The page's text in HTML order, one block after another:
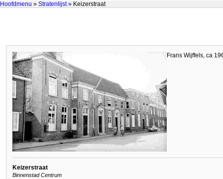
Hoofdmenu » Stratenlijst» Keizerstraat
Frans Wijffels, ca
Keizerstraat
Binnenstad Centrum